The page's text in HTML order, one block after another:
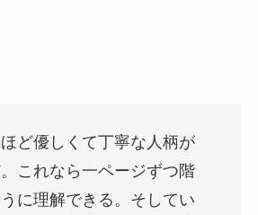
ど優しくて丁寧な人柄が
これなら一ページずつ階
に理解できる。そしてい